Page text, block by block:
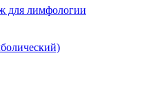
для лимфологии